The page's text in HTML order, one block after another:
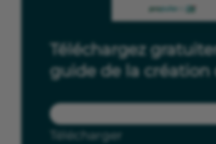
Téléchargez
guide de la création
Télécharger